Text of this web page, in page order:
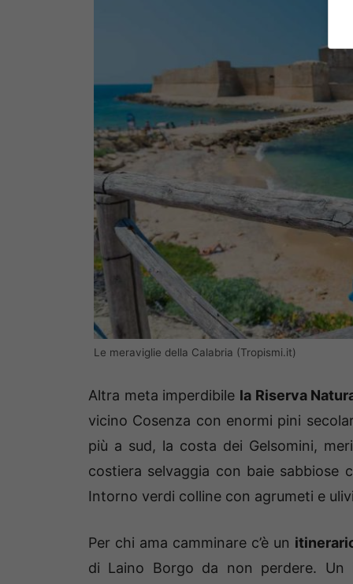
Le meraviglie della Calabria (Tropismi.it)
Altra meta imperdibile la Riserva
vicino Cosenza con enormi pini
più a sud, la costa dei Gelsomini,
costiera selvaggia con baie sabbiose
Intorno verdi colline con agrumeti e
Per chi ama camminare c’è un
di Laino Borgo da non perdere. Un